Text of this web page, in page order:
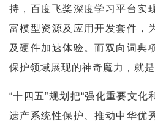
持，百度飞桨深度学习平台实
富模型资源及应用开发套件，
及硬件加速体验。而双向词典
保护领域展现的神奇魔力，就是
“十四五”规划把“强化重要文
遗产系统性保护、推动中华优